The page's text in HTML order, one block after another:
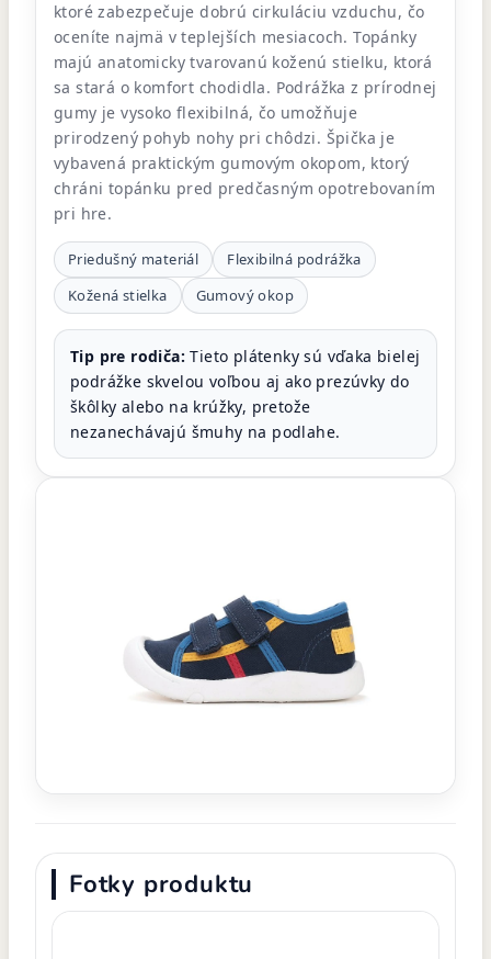
ktoré zabezpečuje dobrú cirkuláciu vzduchu, čo
oceníte najmä v teplejších mesiacoch. Topánky
majú anatomicky tvarovanú koženú stielku, ktorá
sa stará o komfort chodidla. Podrážka z prírodnej
gumy je vysoko flexibilná, čo umožňuje
prirodzený pohyb nohy pri chôdzi. Špička je
vybavená praktickým gumovým okopom, ktorý
chráni topánku pred predčasným opotrebovaním
pri hre.
Priedušný materiál
Flexibilná podrážka
Kožená stielka
Gumový okop
Tip pre rodiča: Tieto plátenky sú vďaka bielej
podrážke skvelou voľbou aj ako prezúvky do
škôlky alebo na krúžky, pretože
nezanechávajú šmuhy na podlahe.
Fotky produktu